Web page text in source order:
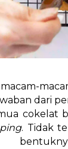
dari
cokelat
. Tidak